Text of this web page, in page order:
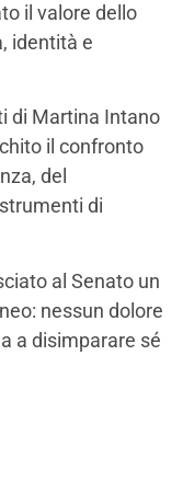
il valore dello
identità e
di Martina Intano
il confronto
del
di
al Senato un
nessun dolore
a disimparare sé